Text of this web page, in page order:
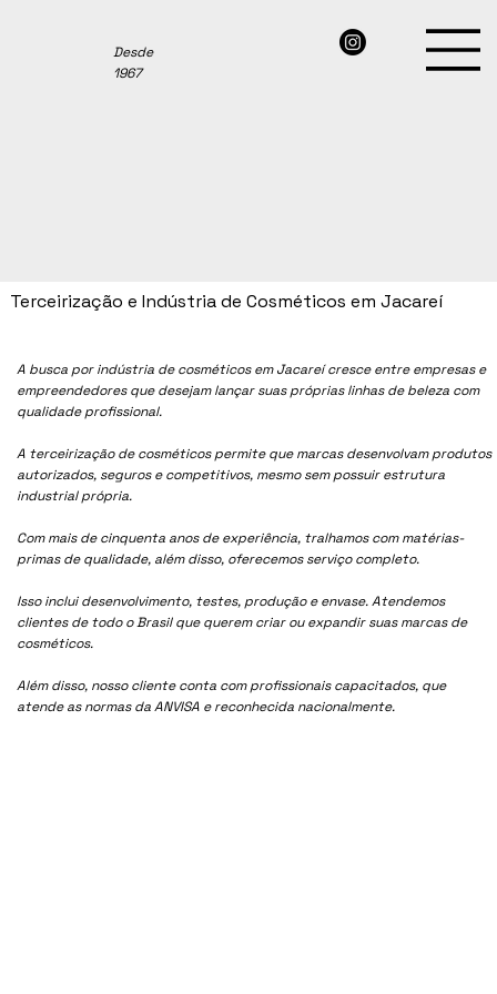
Desde
1967
A busca por indústria de cosméticos emJacareícresce entre empresas e
empreendedores que desejam lançar suas próprias linhas de beleza com
qualidade profissional.
A terceirização de cosméticos permite que marcas desenvolvam produtos
autorizados, seguros e competitivos, mesmo sem possuir estrutura
industrial própria.
Com mais de cinquenta anos de experiência, tralhamos com matérias-
primas de qualidade, além disso, oferecemos serviço completo.
Isso inclui desenvolvimento, testes, produção e envase. Atendemos
clientes de todo o Brasil que querem criar ou expandir suas marcas de
cosméticos.
Além disso, nosso cliente conta com profissionais capacitados, que
atende as normas da ANVISA e reconhecida nacionalmente.
Terceirização e Indústria de Cosméticos em Jacareí